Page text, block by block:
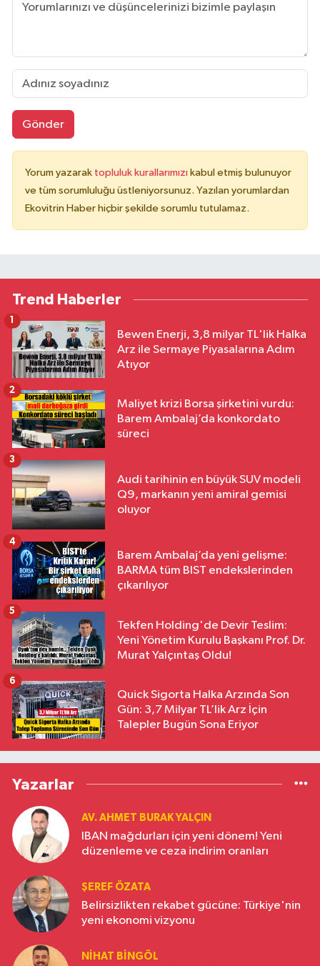
Gönder
Yorum yazarak topluluk kurallarımızı kabul etmiş bulunuyor
ve tüm sorumluluğu üstleniyorsunuz. Yazılan yorumlardan
Ekovitrin Haber hiçbir şekilde sorumlu tutulamaz.
Trend Haberler
Bewen Enerji, 3,8 milyar TL'lik Halka
Arz ile Sermaye Piyasalarına Adım
Atıyor
1
Maliyet krizi Borsa şirketini vurdu:
Barem Ambalaj’da konkordato
süreci
2
Audi tarihinin en büyük SUV modeli
Q9, markanın yeni amiral gemisi
oluyor
3
Barem Ambalaj’da yeni gelişme:
BARMA tüm BIST endekslerinden
çıkarılıyor
4
Tekfen Holding'de Devir Teslim:
Yeni Yönetim Kurulu Başkanı Prof. Dr.
Murat Yalçıntaş Oldu!
5
Quick Sigorta Halka Arzında Son
Gün: 3,7 Milyar TL’lik Arz İçin
Talepler Bugün Sona Eriyor
6
Yazarlar
AV. AHMET BURAK YALÇIN
IBAN mağdurları için yeni dönem! Yeni
düzenleme ve ceza indirim oranları
ŞEREF ÖZATA
Belirsizlikten rekabet gücüne: Türkiye'nin
yeni ekonomi vizyonu
NIHAT BINGÖL